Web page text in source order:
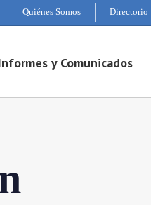
Quiénes Somos Directorio
y Comunicados